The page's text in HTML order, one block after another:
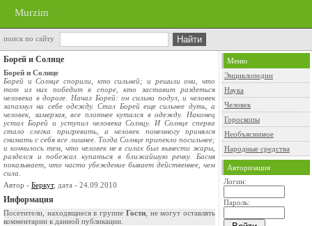
Murzim
поиск по сайту
Борей и Солнце
Борей и Солнце
Борей и Солнце спорили, кто сильней; и решили они, что
тот из них победит в споре, кто заставит раздеться
человека в дороге. Начал Борей: он сильно подул, и человек
запахнул на себе одежду. Стал Борей еще сильнее дуть, а
человек, замерзая, все плотнее кутался в одежду. Наконец
устал Борей и уступил человека Солнцу. И Солнце сперва
стало слегка пригревать, а человек понемногу принялся
снимать с себя все лишнее. Тогда Солнце припекло посильнее;
и кончилось тем, что человек не в силах был вынести жары,
разделся и побежал купаться в ближайшую речку. Басня
показывает, что часто убеждение бывает действеннее, чем
сила.
Автор - Беркут, дата - 24.09.2010
Информация
Посетители, находящиеся в группе Гости, не могут оставлять
комментарии к данной публикации.
Меню
Энциклопедии
Наука
Человек
Гороскопы
Необъяснимое
Народные средства
Авторизация
Логин:
Пароль: